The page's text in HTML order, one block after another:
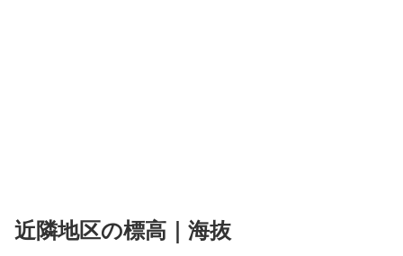
近隣地区の標高｜海抜